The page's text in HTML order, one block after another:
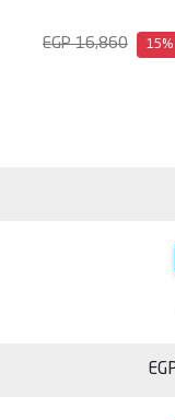
16,860 EGP